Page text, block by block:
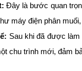
Đây là bước quan
máy điện phân
Sau khi đã được
chu trình mới, đảm